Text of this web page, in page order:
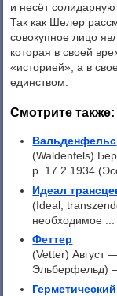
и несёт солидарную
Так как Шелер
совокупное лицо
которая в своей
«историей», а в
единством.
Смотрите также:
Вальденфельс
(Waldenfels)
p. 17.2.1934
Идеал
(Ideal,
необходимое ...
Феттер
(Vetter) Август
Эльберфельд)